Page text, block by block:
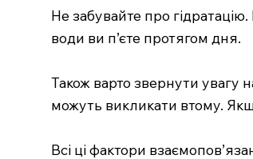
Не забувайте про
води ви п’єте протягом дня.
Також варто звернути увагу
можуть викликати втому.
Всі ці фактори